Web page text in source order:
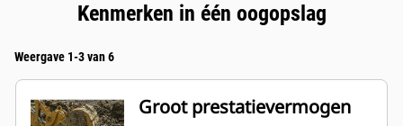
Kenmerken in één oogopslag
Weergave 1-3 van 6
Groot prestatievermogen